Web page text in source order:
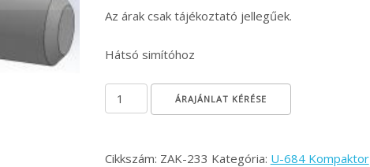
Az árak csak tájékoztató jellegűek.
Hátsó simítóhoz
Rögzítő csap mennyiség
ÁRAJÁNLAT KÉRÉSE
Cikkszám: ZAK-233 Kategória: U-684 Kompaktor